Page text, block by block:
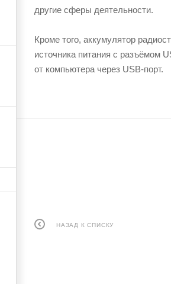
другие сферы деятельности.
Кроме того, аккумулятор
источника питания с разъёмом
от компьютера через USB-порт.
НАЗАД К СПИСКУ